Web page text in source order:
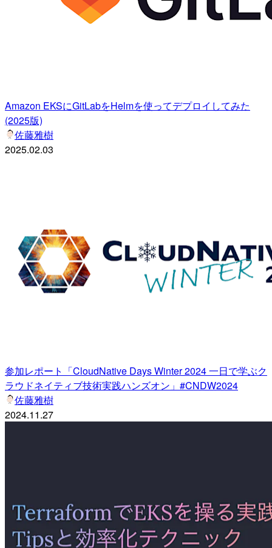
Amazon EKSにGitLabをHelmを使ってデプロイしてみた
(2025版)
佐藤雅樹
2025.02.03
参加レポート「CloudNative Days Winter 2024 一日で学ぶク
ラウドネイティブ技術実践ハンズオン」#CNDW2024
佐藤雅樹
2024.11.27